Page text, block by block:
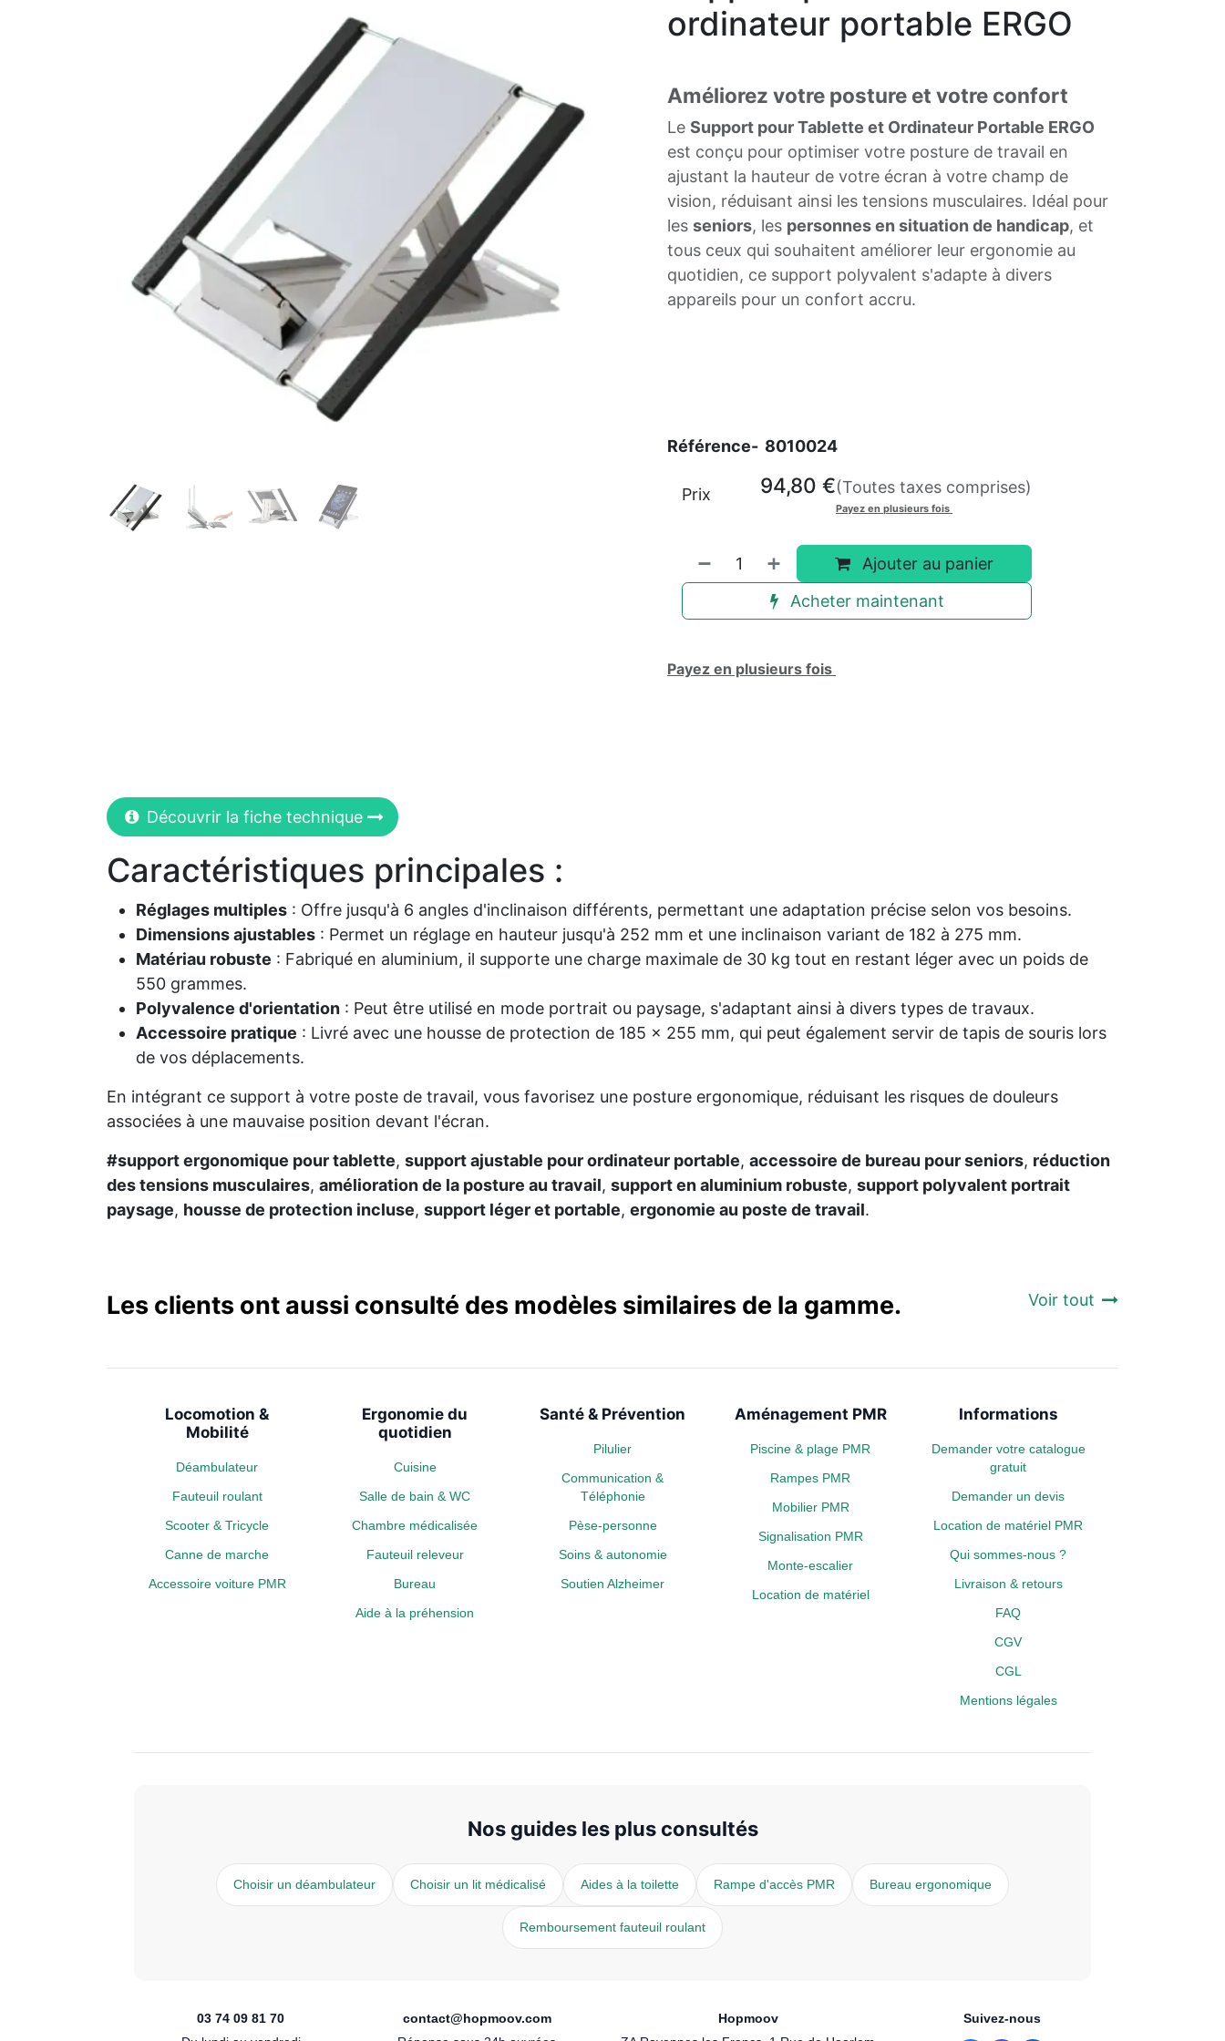
ordinateur portable ERGO
Améliorez votre posture et votre confort
Le Support pour Tablette et Ordinateur Portable ERGO
est conçu pour optimiser votre posture de travail en
ajustant la hauteur de votre écran à votre champ de
vision, réduisant ainsi les tensions musculaires. Idéal pour
les seniors, les personnes en situation de handicap, et
tous ceux qui souhaitent améliorer leur ergonomie au
quotidien, ce support polyvalent s'adapte à divers
appareils pour un confort accru.
Référence- 8010024
Ajouter au panier
Acheter maintenant
Prix 94,80 €(Toutes taxes comprises)
Payez en plusieurs fois
Payez en plusieurs fois
Découvrir la fiche technique
Caractéristiques principales :
Réglages multiples : Offre jusqu'à 6 angles d'inclinaison différents, permettant une adaptation précise selon vos besoins.
Dimensions ajustables : Permet un réglage en hauteur jusqu'à 252 mm et une inclinaison variant de 182 à 275 mm.
Matériau robuste : Fabriqué en aluminium, il supporte une charge maximale de 30 kg tout en restant léger avec un poids de
550 grammes.
Polyvalence d'orientation : Peut être utilisé en mode portrait ou paysage, s'adaptant ainsi à divers types de travaux.
Accessoire pratique : Livré avec une housse de protection de 185 x 255 mm, qui peut également servir de tapis de souris lors
de vos déplacements.
En intégrant ce support à votre poste de travail, vous favorisez une posture ergonomique, réduisant les risques de douleurs
associées à une mauvaise position devant l'écran.
#support ergonomique pour tablette, support ajustable pour ordinateur portable, accessoire de bureau pour seniors, réduction
des tensions musculaires, amélioration de la posture au travail, support en aluminium robuste, support polyvalent portrait
paysage, housse de protection incluse, support léger et portable, ergonomie au poste de travail.
Les clients ont aussi consulté des modèles similaires de la gamme. Voir tout
Locomotion &
Mobilité
Déambulateur
Fauteuil roulant
Scooter & Tricycle
Canne de marche
Accessoire voiture PMR
Ergonomie du
quotidien
Cuisine
Salle de bain & WC
Chambre médicalisée
Fauteuil releveur
Bureau
Aide à la préhension
Santé & Prévention
Pilulier
Communication &
Téléphonie
Pèse-personne
Soins & autonomie
Soutien Alzheimer
Aménagement PMR
Piscine & plage PMR
Rampes PMR
Mobilier PMR
Signalisation PMR
Monte-escalier
Location de matériel
Informations
Demander votre catalogue
gratuit
Demander un devis
Location de matériel PMR
Qui sommes-nous ?
Livraison & retours
FAQ
CGV
CGL
Mentions légales
Nos guides les plus consultés
Choisir un déambulateur Choisir un lit médicalisé Aides à la toilette Rampe d'accès PMR Bureau ergonomique
Remboursement fauteuil roulant
03 74 09 81 70
contact@hopmoov.com
Hopmoov
Suivez-nous